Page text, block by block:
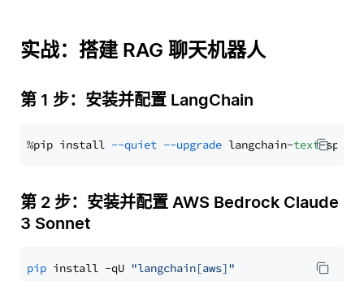
实战：搭建 RAG 聊天机器人
第 1 步：安装并配置 LangChain
%pip install --quiet --upgrade langchain-text
第 2 步：安装并配置 AWS Bedrock Claude
3 Sonnet
pip install -qU "langchain[aws]"